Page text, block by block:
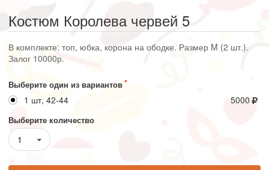
Костюм Королева червей 5
В комплекте: топ, юбка, корона на ободке. Размер M (2 шт.).
Залог 10000р.
Выберите один из вариантов
1 шт, 42-44 5000
Выберите количество
1